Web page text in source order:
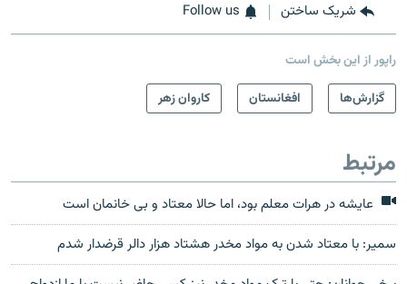
شریک ساختن Follow us
راپور از این بخش است
گزارش‌ها
افغانستان کاروان زهر
مرتبط
عایشه در هرات معلم بود، اما حالا معتاد و بی خانمان است
سمیر: با معتاد شدن به مواد مخدر هشتاد هزار دالر قرضدار شدم